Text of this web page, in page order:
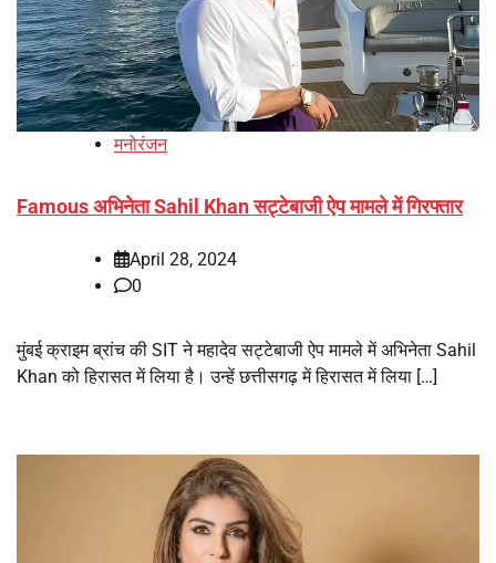
मनोरंजन
Famous अभिनेता Sahil Khan सट्टेबाजी ऐप मामले में गिरफ्तार
April 28, 2024
0
मुंबई क्राइम ब्रांच की SIT ने महादेव सट्टेबाजी ऐप मामले में अभिनेता Sahil
Khan को हिरासत में लिया है। उन्हें छत्तीसगढ़ में हिरासत में लिया […]